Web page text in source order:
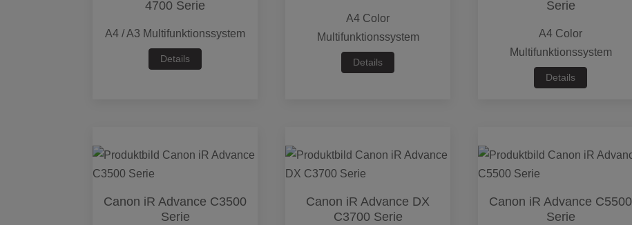
4700 Serie
A4 / A3 Multifunktionssystem
Details
A4 Color
Multifunktionssystem
Details
Serie
A4 Color
Multifunktionssystem
Details
Canon iR Advance C3500
Serie
Canon iR Advance DX
C3700 Serie
Canon iR Advance C5500
Serie